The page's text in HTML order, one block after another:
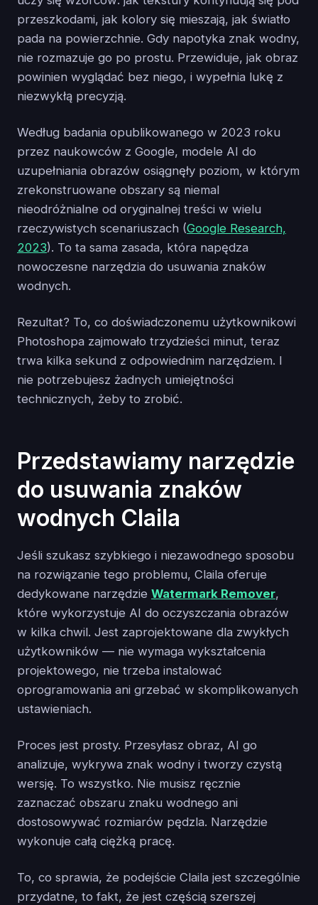
przeszkodami, jak kolory się mieszają, jak światło
pada na powierzchnie. Gdy napotyka znak wodny,
nie rozmazuje go po prostu. Przewiduje, jak obraz
powinien wyglądać bez niego, i wypełnia lukę z
niezwykłą precyzją.
Według badania opublikowanego w 2023 roku
przez naukowców z Google, modele AI do
uzupełniania obrazów osiągnęły poziom, w którym
zrekonstruowane obszary są niemal
nieodróżnialne od oryginalnej treści w wielu
rzeczywistych scenariuszach (Google Research,
2023). To ta sama zasada, która napędza
nowoczesne narzędzia do usuwania znaków
wodnych.
Rezultat? To, co doświadczonemu użytkownikowi
Photoshopa zajmowało trzydzieści minut, teraz
trwa kilka sekund z odpowiednim narzędziem. I
nie potrzebujesz żadnych umiejętności
technicznych, żeby to zrobić.
Przedstawiamy narzędzie
do usuwania znaków
wodnych Claila
Jeśli szukasz szybkiego i niezawodnego sposobu
na rozwiązanie tego problemu, Claila oferuje
dedykowane narzędzie Watermark Remover,
które wykorzystuje AI do oczyszczania obrazów
w kilka chwil. Jest zaprojektowane dla zwykłych
użytkowników — nie wymaga wykształcenia
projektowego, nie trzeba instalować
oprogramowania ani grzebać w skomplikowanych
ustawieniach.
Proces jest prosty. Przesyłasz obraz, AI go
analizuje, wykrywa znak wodny i tworzy czystą
wersję. To wszystko. Nie musisz ręcznie
zaznaczać obszaru znaku wodnego ani
dostosowywać rozmiarów pędzla. Narzędzie
wykonuje całą ciężką pracę.
To, co sprawia, że podejście Claila jest szczególnie
przydatne, to fakt, że jest częścią szerszej